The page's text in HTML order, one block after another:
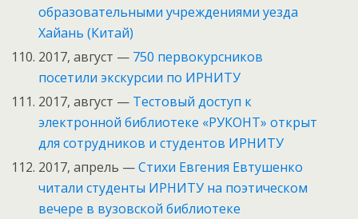
образовательными учреждениями уезда
Хайань (Китай)
2017, август — 750 первокурсников
посетили экскурсии по ИРНИТУ
2017, август — Тестовый доступ к
электронной библиотеке «РУКОНТ» открыт
для сотрудников и студентов ИРНИТУ
2017, апрель —Стихи Евгения Евтушенко
читали студенты ИРНИТУ на поэтическом
вечере в вузовской библиотеке